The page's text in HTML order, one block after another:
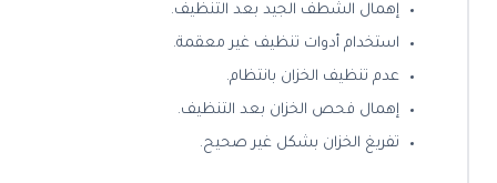
إهمال الشطف الجيد بعد التنظيف.
استخدام أدوات تنظيف غير معقمة.
عدم تنظيف الخزان بانتظام.
إهمال فحص الخزان بعد التنظيف.
تفريغ الخزان بشكل غير صحيح.